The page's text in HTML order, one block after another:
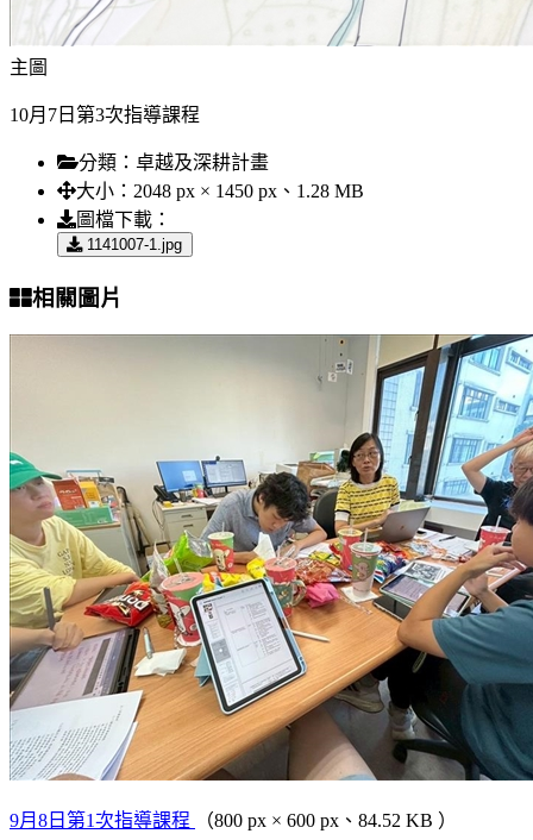
主圖
10月7日第3次指導課程
分類： 卓越及深耕計畫
大小： 2048 px × 1450 px、1.28 MB
圖檔下載：
1141007-1.jpg
相關圖片
9月8日第1次指導課程 （800 px × 600 px、84.52 KB ）